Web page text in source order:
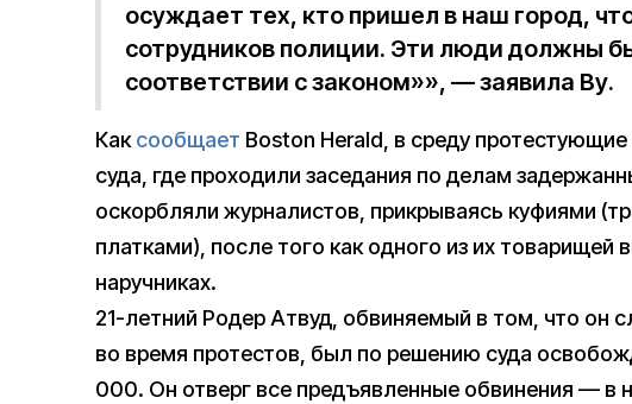
осуждает тех, кто пришел в наш город,
сотрудников полиции. Эти люди должны
соответствии с законом»», — заявила Ву.
Каксообщает Boston Herald, в среду
суда, где проходили заседания по делам
оскорбляли журналистов, прикрываясь куфиями
платками), после того как одного из их товарищей
наручниках.
21-летний Родер Атвуд, обвиняемый в том, что он
во время протестов, был по решению суда
000. Он отверг все предъявленные обвинения — в